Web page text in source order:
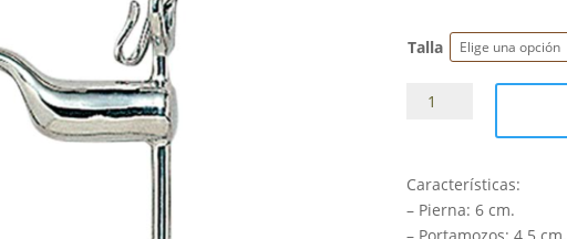
Talla
Bocado
con
Desveno
Características:
– Pierna: 6 cm.
– Portamozos: 4.5 cm.